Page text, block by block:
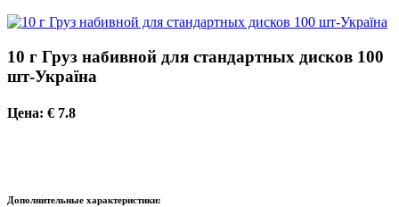
10 г Груз набивной для стандартных дисков 100
шт-Україна
Цена: € 7.8
Дополнительные характеристики: